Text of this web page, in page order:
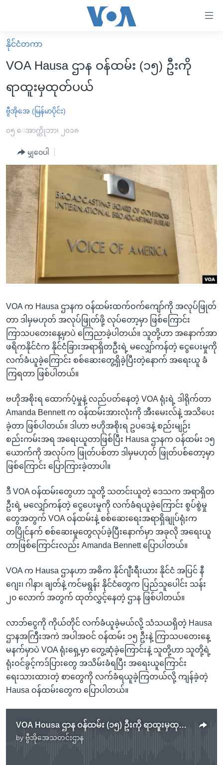
လွယ်ကူ
စေ
Link
များ
ပင်မ
ကျော်
ကြည့်
ရန်
ပင်မ
ညွန်း
စာမျက်နှာ
ကျော်
ရန်
ရှာဖွေ
ရန်
နေရာ
သို့
ကျော်
မူလစာမျက်နှာ
မြန်မာ
ကမ္ဘာ့သတင်းများ
နိုင်ငံတကာ
အစ္စရေး-ပါလက်စတိုင်း
ဗွီဒီယို
အင်္ဂလိပ်စာလေ့လာမယ်
အမေရိကန်သုံးအီဒီယံ
မကြေးမုံရဲ့ အင်္ဂလိပ်စာ
ရုပ်ရှင်ထဲက အင်္ဂလိပ်စာ
သုတပဒေသာ အင်္ဂလိပ်စာ
အပတ်စဉ်ကဏ္ဍများ
ရေဒီယို
တီဗွီ
ရေဒီယိုနှင့်ရုပ်သံ အချက်အလက်များ
ရေဒီယို/တီဗွီအစီအစဉ်
Learning English
ဗွီအိုအေ လူမှုကွန်ယက်များ
ဘာသာစကားများ
နိုင်ငံတကာ
VOA Hausa ဌာန ဝန်ထမ်း (၁၅) ဦးကို
ရာထူးမှထုတ်ပယ်
ဗွီအိုအေ (မြန်မာပိုင်း)
၀၅ ေအာက္တိုဘာ၊ ၂၀၁၈
မျှဝေပါ
VOA က Hausa ဌာနက ဝန်ထမ်းထက်ဝက်ကျော်ကို အလုပ်ဖြုတ်
တာ ဒါမှမဟုတ် အလုပ်ဖြုတ်ဖို့ လုပ်တော့မှာ ဖြစ်ကြောင်း
ကြာသပတေးနေ့မှာပဲ ကြေညာခဲ့ပါတယ်။ သူတို့ဟာ အနောက်အာ
ဖရိကနိုင်ငံက နိုင်ငံခြားအရာရှိတဦးရဲ့ မလျှော်ကန်တဲ့ ငွေပေးမှုကို
လက်ခံယူခဲ့ကြောင်း စစ်ဆေးတွေ့ရှိခဲ့ပြီးတဲ့နောက် အရေးယူ ခံ
ကြရတာ ဖြစ်ပါတယ်။
ဗဟိုအစိုးရ ထောက်ပံ့မှုနဲ့ လည်ပတ်နေတဲ့ VOA ရုံးရဲ့ ဒါရိုက်တာ
Amanda Bennett က ဝန်ထမ်းအားလုံးကို အီးမေးလ်နဲ့ အသိပေး
ခဲ့တာ ဖြစ်ပါတယ်။ ဒါဟာ ဗဟိုအစိုးရ ဥပဒေနဲ့ စည်းမျဉ်း
စည်းကမ်းအရ အရေးယူတာဖြစ်ပြီး Hausa ဌာနက ဝန်ထမ်း ၁၅
ယောက်ကို အလုပ်က ဖြုတ်ပစ်တာ ဒါမှမဟုတ် ဖြုတ်ပစ်တော့မှာ
ဖြစ်ကြောင်း ပြောကြားခဲ့တာပါ။
ဒီ VOA ဝန်ထမ်းတွေဟာ သူတို့ သတင်းယူတဲ့ ဒေသက အရာရှိတ
ဦးရဲ့ မလျှော်ကန်တဲ့ ငွေပေးမှုကို လက်ခံရယူခဲ့ကြောင်း စွပ်စွဲမှု
တွေအတွက် VOA ဝန်ထမ်းနဲ့ စစ်ဆေးရေးအရာရှိချုပ်ရုံးက
တပြိုင်နက် စစ်ဆေးမှုတွေလုပ်ခဲ့ပြီးနောက်မှာ အခုလို အရေးယူ
တာဖြစ်ကြောင်းလည်း Amanda Bennett ပြောပါတယ်။
VOA က Hausa ဌာနဟာ အဓိက နိုင်ဂျီးရီးယား နိုင်ငံ အပြင် နီ
ဂျေး၊ ဂါနာ၊ ချတ်နဲ့ ကင်မရွန်း နိုင်ငံတွေက ပြည်သူပေါင်း သန်း
၂၀ လောက် အတွက် ထုတ်လွှင့်နေတဲ့ ဌာန ဖြစ်ပါတယ်။
လာဘ်ငွေကို ကိုယ်တိုင် လက်ခံယူခဲ့မယ်လို့ သံသယရှိတဲ့ Hausa
ဌာနအကြီးအကဲ အပါအဝင် ဝန်ထမ်း ၁၅ ဦးနဲ့ ကြာသပတေးနေ့
မနက်မှာပဲ VOA ရုံးရှေ့မှာ တွေ့ဆုံခဲ့ကြောင်းနဲ့ သူတို့ဟာ သူတို့ရဲ့
ရုံးဝင်ခွင့်ကဒ်ပြားတွေ အသိမ်းခံရပြီး အရေးယူကြောင်း
ရေးသားထားတဲ့ စာတွေကို လက်ခံရယူခဲ့ကြတယ်လို့ ကျန်ခဲ့တဲ့
Hausa ဝန်ထမ်းတွေက ပြောပါတယ်။
VOA Housa ဌာန ဝန်ထမ်း (၁၅) ဦးကို ရာထူးမှထုတ်ပယ်
by ဗွီအိုအေသတင်းဌာန
No media source currently available